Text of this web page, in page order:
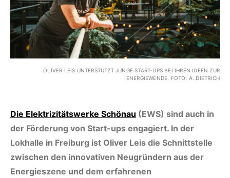
OLIVER LEIS UNTERSTÜTZT JUNGE START-UPS BEI IHREN IDEEN ZUR
ENERGIEWENDE. FOTO: A. DIETRICH
Die Elektrizitätswerke Schönau (EWS) sind auch in
der Förderung von Start-ups engagiert. In der
Lokhalle in Freiburg ist Oliver Leis die Schnittstelle
zwischen den innovativen Neugründern aus der
Energieszene und dem erfahrenen